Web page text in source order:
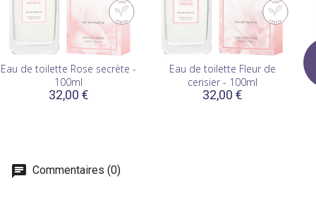
Eau de toilette Rose secrète -
100ml
32,00 €
Eau de toilette Fleur de
cerisier - 100ml
32,00 €
Commentaires (0)